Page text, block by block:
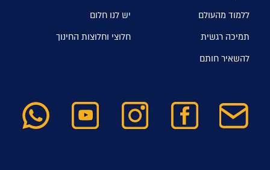
ללמוד מהעולם
יש לנו חלום
תמיכה רגשית
חלוצי וחלוצות החינוך
להשאיר חותם